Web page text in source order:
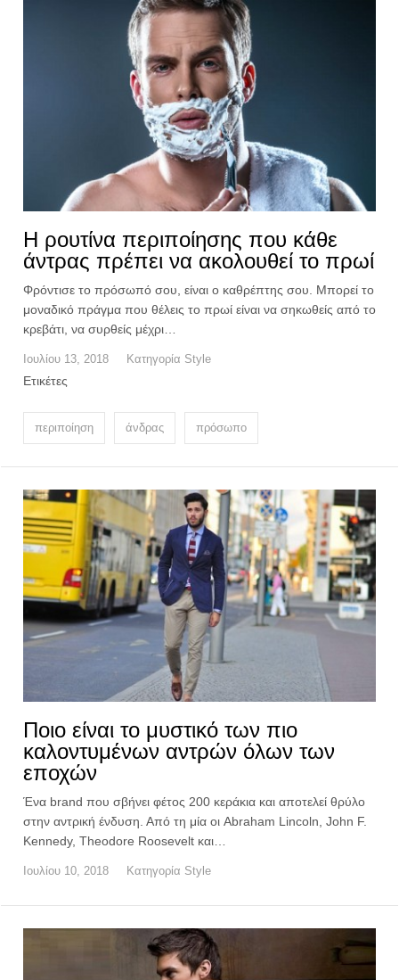
Η ρουτίνα περιποίησης που κάθε
άντρας πρέπει να ακολουθεί το πρωί
Φρόντισε το πρόσωπό σου, είναι ο καθρέπτης σου. Μπορεί το
μοναδικό πράγμα που θέλεις το πρωί είναι να σηκωθείς από το
κρεβάτι, να συρθείς μέχρι…
Ιουλίου 13, 2018 Κατηγορία Style
Ετικέτες
περιποίηση άνδρας πρόσωπο
Ποιο είναι το μυστικό των πιο
καλοντυμένων αντρών όλων των
εποχών
Ένα brand που σβήνει φέτος 200 κεράκια και αποτελεί θρύλο
στην αντρική ένδυση. Από τη μία οι Abraham Lincoln, John F.
Kennedy, Theodore Roosevelt και…
Ιουλίου 10, 2018 Κατηγορία Style